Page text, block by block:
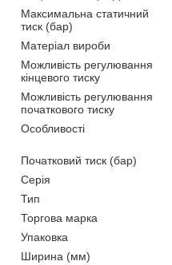
Максимальна статичний
тиск (бар)
Матеріал вироби
Можливість регулювання
кінцевого тиску
Можливість регулювання
початкового тиску
Особливості
Початковий тиск (бар)
Серія
Тип
Торгова марка
Упаковка
Ширина (мм)